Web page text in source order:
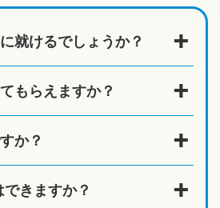
就けるでしょうか？
もらえますか？
か？
きますか？